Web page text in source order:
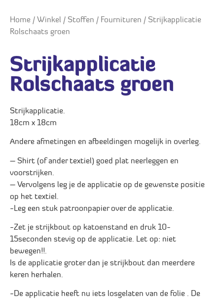
Home / Winkel / Stoffen / Fournituren / Strijkapplicatie
Rolschaats groen
Strijkapplicatie
Rolschaats groen
Strijkapplicatie.
18cm x 18cm
Andere afmetingen en afbeeldingen mogelijk in overleg.
– Shirt (of ander textiel) goed plat neerleggen en
voorstrijken.
– Vervolgens leg je de applicatie op de gewenste positie
op het textiel.
-Leg een stuk patroonpapier over de applicatie.
-Zet je strijkbout op katoenstand en druk 10-
15seconden stevig op de applicatie. Let op: niet
bewegen!!.
Is de applicatie groter dan je strijkbout dan meerdere
keren herhalen.
-De applicatie heeft nu iets losgelaten van de folie . De